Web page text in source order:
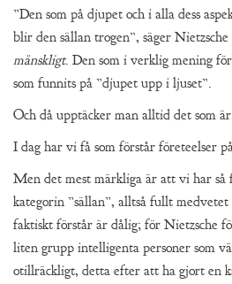
”Den som på djupet och i alla dess
blir den sällan trogen”, säger
mänskligt. Den som i verklig mening
som funnits på ”djupet upp i ljuset”.
Och då upptäcker man alltid det som
I dag har vi få som förstår företeelser
Men det mest märkliga är att vi har så
kategorin ”sällan”, alltså fullt medvetet
faktiskt förstår är dålig; för Nietzsche
liten grupp intelligenta personer som
otillräckligt, detta efter att ha gjort en